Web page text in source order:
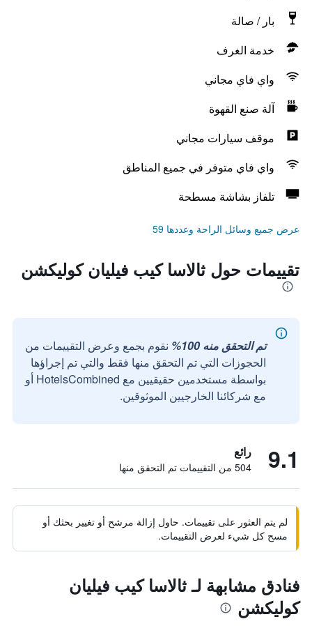
بار / صالة
خدمة الغرف
واي فاي مجاني
آلة صنع القهوة
موقف سيارات مجاني
واي فاي متوفر في جميع المناطق
تلفاز بشاشة مسطحة
عرض جميع وسائل الراحة وعددها 59
تقييمات حول ثالاسا كيب فيليان كوليكشن
تم التحقق منه 100%
نقوم بجمع وعرض التقييمات من
الحجوزات التي تم التحقق منها فقط والتي تم إجراؤها
بواسطة مستخدمين حقيقيين مع HotelsCombined أو
مع شركائنا الخارجيين الموثوقين.
9.1 رائع
504 من التقييمات تم التحقق منها
لم يتم العثور على تقييمات. حاول إزالة مرشح أو تغيير بحثك أو
مسح كل شيء لعرض التقييمات.
فنادق مشابهة لـ ثالاسا كيب فيليان
كوليكشن